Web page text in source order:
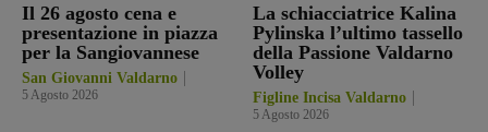
Il 26 agosto cena e
presentazione in piazza
per la Sangiovannese
San Giovanni Valdarno
5 Agosto 2026
La schiacciatrice Kalina
Pylinska l’ultimo tassello
della Passione Valdarno
Volley
Figline Incisa Valdarno
5 Agosto 2026